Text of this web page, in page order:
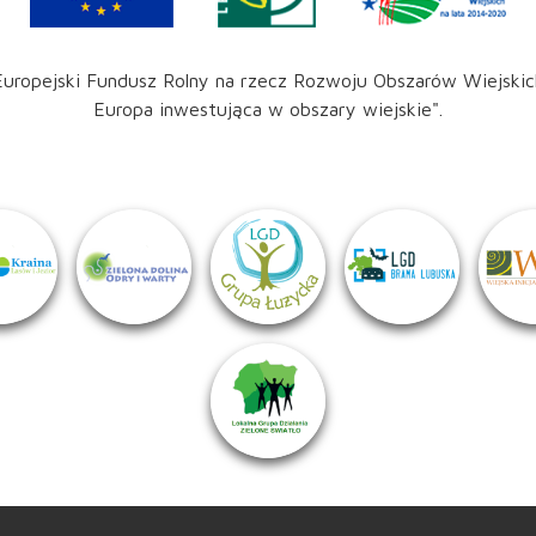
Fundusz Rolny na rzecz Rozwoju Obszarów
Europa inwestująca w obszary wiejskie".